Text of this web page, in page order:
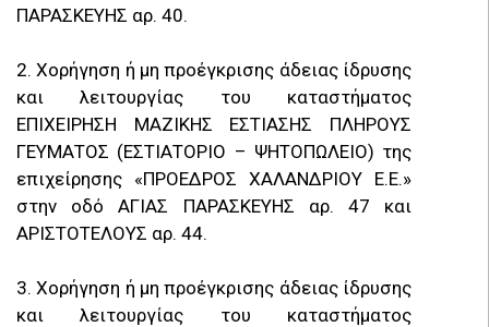
ΠΑΡΑΣΚΕΥΗΣ αρ. 40.
2. Χορήγηση ή μη προέγκρισης άδειας ίδρυσης
και λειτουργίας του καταστήματος
ΕΠΙΧΕΙΡΗΣΗ ΜΑΖΙΚΗΣ ΕΣΤΙΑΣΗΣ ΠΛΗΡΟΥΣ
ΓΕΥΜΑΤΟΣ (ΕΣΤΙΑΤΟΡΙΟ – ΨΗΤΟΠΩΛΕΙΟ) της
επιχείρησης «ΠΡΟΕΔΡΟΣ ΧΑΛΑΝΔΡΙΟΥ Ε.Ε.»
στην οδό ΑΓΙΑΣ ΠΑΡΑΣΚΕΥΗΣ αρ. 47 και
ΑΡΙΣΤΟΤΕΛΟΥΣ αρ. 44.
3. Χορήγηση ή μη προέγκρισης άδειας ίδρυσης
και λειτουργίας του καταστήματος